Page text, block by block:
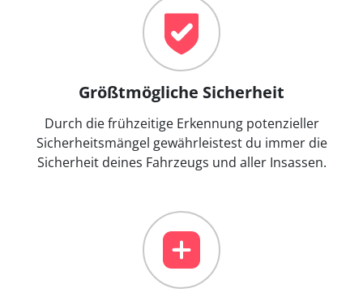
Größtmögliche Sicherheit
Durch die frühzeitige Erkennung potenzieller
Sicherheitsmängel gewährleistest du immer die
Sicherheit deines Fahrzeugs und aller Insassen.